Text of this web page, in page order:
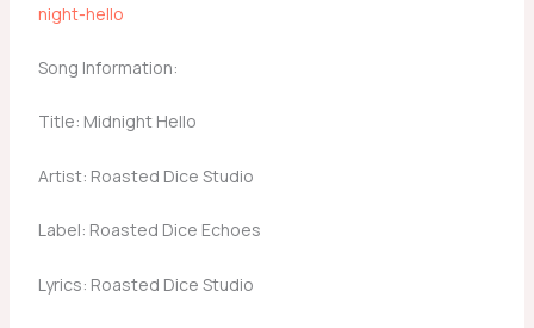
night-hello
Song Information:
Title: Midnight Hello
Artist: Roasted Dice Studio
Label: Roasted Dice Echoes
Lyrics: Roasted Dice Studio